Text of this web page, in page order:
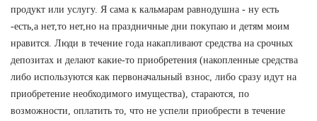
продукт или услугу. Я сама к кальмарам равнодушна - ну есть
-есть,а нет,то нет,но на праздничные дни покупаю и детям моим
нравится. Люди в течение года накапливают средства на срочных
депозитах и делают какие-то приобретения (накопленные средства
либо используются как первоначальный взнос, либо сразу идут на
приобретение необходимого имущества), стараются, по
возможности, оплатить то, что не успели приобрести в течение